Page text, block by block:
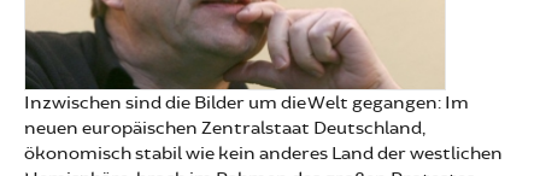
Inzwischen sind die Bilder um die Welt gegangen: Im
neuen europäischen Zentralstaat Deutschland,
ökonomisch stabil wie kein anderes Land der westlichen